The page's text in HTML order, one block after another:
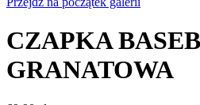
CZAPKA
GRANATOWA